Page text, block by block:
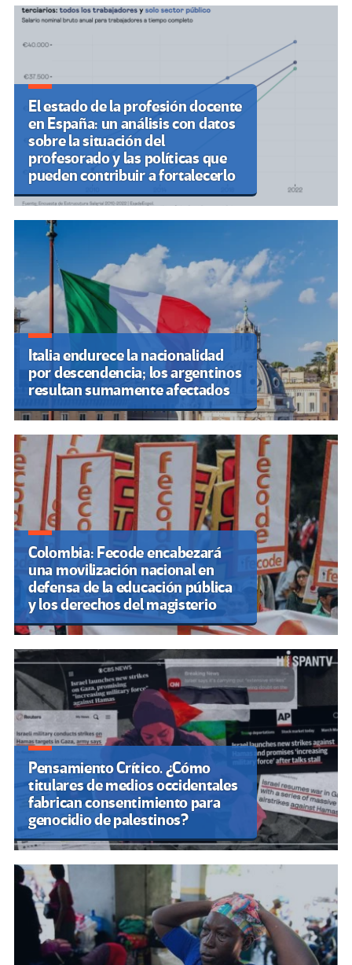
El estado de la profesión docente
en España: un análisis con datos
sobre la situación del
profesorado y las políticas que
pueden contribuir a fortalecerlo
Italia endurece la nacionalidad
por descendencia; los argentinos
resultan sumamente afectados
Colombia: Fecode encabezará
una movilización nacional en
defensa de la educación pública
y los derechos del magisterio
Pensamiento Crítico. ¿Cómo
titulares de medios occidentales
fabrican consentimiento para
genocidio de palestinos?